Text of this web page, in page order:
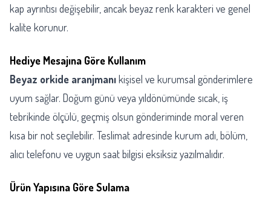
kap ayrıntısı değişebilir, ancak beyaz renk karakteri ve genel
kalite korunur.
Hediye Mesajına Göre Kullanım
Beyaz orkide aranjmanıkişisel ve kurumsal gönderimlere
uyum sağlar. Doğum günü veya yıldönümünde sıcak, iş
tebrikinde ölçülü, geçmiş olsun gönderiminde moral veren
kısa bir not seçilebilir. Teslimat adresinde kurum adı, bölüm,
alıcı telefonu ve uygun saat bilgisi eksiksiz yazılmalıdır.
Ürün Yapısına Göre Sulama